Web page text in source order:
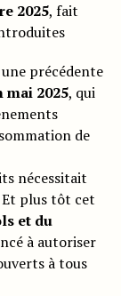
2025, fait
précédente
2025, qui
de
nécessitait
Et plus tôt cet
et du
à autoriser
à tous